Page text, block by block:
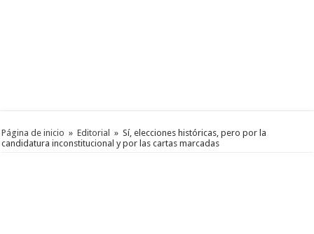
Página de inicio » Editorial » Sí, elecciones históricas, pero por la
candidatura inconstitucional y por las cartas marcadas